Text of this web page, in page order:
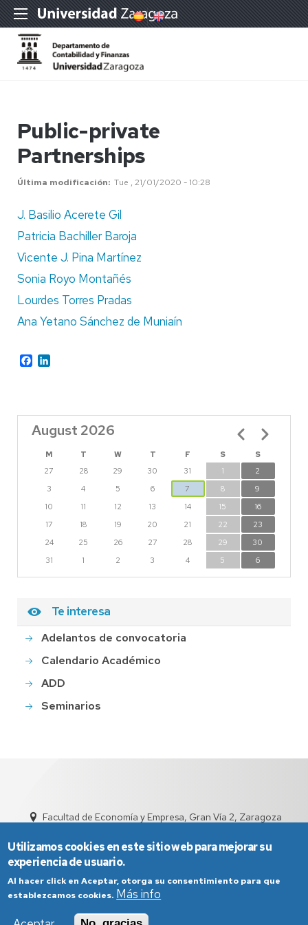
Public-private
Partnerships
Última modificación Tue , 21/01/2020 - 10:28
J. Basilio Acerete Gil
Patricia Bachiller Baroja
Vicente J. Pina Martínez
Sonia Royo Montañés
Lourdes Torres Pradas
Ana Yetano Sánchez de Muniaín
Facebook
August 2026
M T W T F S
S
27
28 29 30 31 1
2
3
4 5 6 7 8
9
10
11 12 13 14 15
16
17
18 19 20 21 22
23
24
25 26 27 28 29
30
31
1 2 3 4 5 6
Pagination
Te interesa
Adelantos de convocatoria
Calendario Académico
ADD
Seminarios
Facultad de Economía y Empresa, Gran Vía 2, Zaragoza
Utilizamos cookies en este sitio web para mejorar su
experiencia de usuario.
Al hacer click en Aceptar, otorga su consentimiento para que
establezcamos cookies. Más info